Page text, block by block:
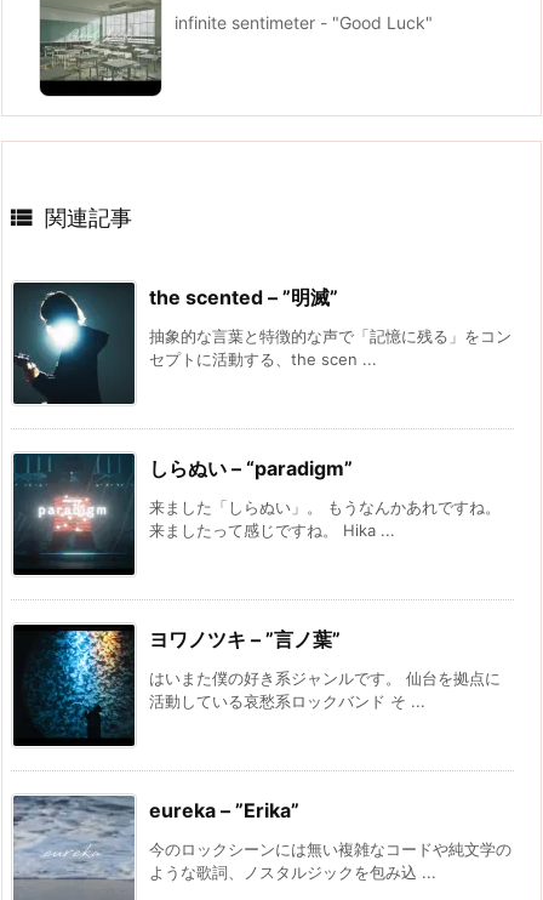
infinite sentimeter - "Good Luck"
 関連記事
the scented – ”明滅”
抽象的な言葉と特徴的な声で「記憶に残る」をコン
セプトに活動する、the scen ...
しらぬい – “paradigm”
来ました「しらぬい」。 もうなんかあれですね。
来ましたって感じですね。 Hika ...
ヨワノツキ – ”言ノ葉”
はいまた僕の好き系ジャンルです。 仙台を拠点に
活動している哀愁系ロックバンド そ ...
eureka – ”Erika”
今のロックシーンには無い複雑なコードや純文学の
ような歌詞、ノスタルジックを包み込 ...